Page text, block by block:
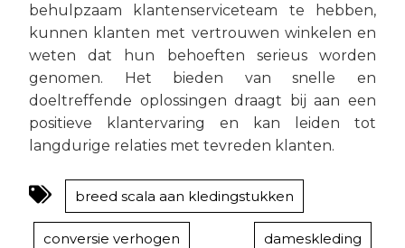
behulpzaam klantenserviceteam te hebben,
kunnen klanten met vertrouwen winkelen en
weten dat hun behoeften serieus worden
genomen. Het bieden van snelle en
doeltreffende oplossingen draagt bij aan een
positieve klantervaring en kan leiden tot
langdurige relaties met tevreden klanten.
breed scala aan kledingstukken
conversie verhogen dameskleding